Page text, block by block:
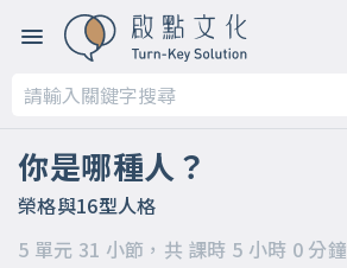
你是哪種人？
榮格與16型人格
5 單元 31 小節，共 課時 5 小時 0 分鐘
第一章 【你是哪種人？】
第三章 【MBTI測驗16種人格類型】
第四章 【原來這才是榮格類型論】